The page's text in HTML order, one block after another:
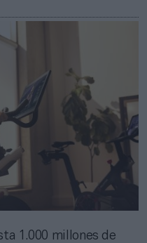
1.000 millones de